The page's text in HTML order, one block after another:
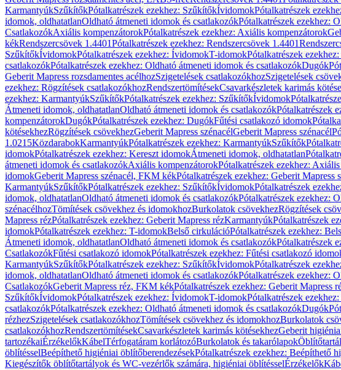
KarmantyúkSzűkítőkPótalkatrészek ezekhez: SzűkítőkÍvidomokPótalkatrészek
idomok, oldhatatlanOldható átmeneti idomok és csatlakozókPótalkatrészek ezekhez:
CsatlakozókAxiális kompenzátorokPótalkatrészek ezekhez: Axiális kompenzátorok
kékRendszercsövek 1.4401Pótalkatrészek ezekhez: Rendszercsövek 1.4401
SzűkítőkÍvidomokPótalkatrészek ezekhez: ÍvidomokT-idomokPótalkatrészek
csatlakozókPótalkatrészek ezekhez: Oldható átmeneti idomok és csatlakozókDugók
Geberit Mapress rozsdamentes acélhozSzigetelések csatlakozókhozSzigetelések
ezekhez: Rögzítések csatlakozókhozRendszertömítésekCsavarkészletek karimás
ezekhez: KarmantyúkSzűkítőkPótalkatrészek ezekhez: SzűkítőkÍvidomok
Átmeneti idomok, oldhatatlanOldható átmeneti idomok és csatlakozókPótalkatrészek
kompenzátorokDugókPótalkatrészek ezekhez: DugókFűtési csatlakozó idomok
kötésekhezRögzítések csövekhezGeberit Mapress szénacélGeberit Mapress szénacél
1.0215KözdarabokKarmantyúkPótalkatrészek ezekhez: KarmantyúkSzűkítők
idomokPótalkatrészek ezekhez: Kereszt idomokÁtmeneti idomok, oldhatatlan
átmeneti idomok és csatlakozókAxiális kompenzátorokPótalkatrészek ezekhez:
idomokGeberit Mapress szénacél, FKM kékPótalkatrészek ezekhez: Geberit Mapress
KarmantyúkSzűkítőkPótalkatrészek ezekhez: SzűkítőkÍvidomokPótalkatrészek
idomok, oldhatatlanOldható átmeneti idomok és csatlakozókPótalkatrészek ezekhez:
szénacélhozTömítések csövekhez és idomokhozBurkolatok csövekhezRögzítések
Mapress rézPótalkatrészek ezekhez: Geberit Mapress rézKarmantyúkPótalkatrészek
idomokPótalkatrészek ezekhez: T-idomokBelső cirkulációPótalkatrészek ezekhez:
Átmeneti idomok, oldhatatlanOldható átmeneti idomok és csatlakozókPótalkatrészek
CsatlakozókFűtési csatlakozó idomokPótalkatrészek ezekhez: Fűtési csatlakozó
KarmantyúkSzűkítőkPótalkatrészek ezekhez: SzűkítőkÍvidomokPótalkatrészek
idomok, oldhatatlanOldható átmeneti idomok és csatlakozókPótalkatrészek ezekhez:
CsatlakozókGeberit Mapress réz, FKM kékPótalkatrészek ezekhez: Geberit Mapress
SzűkítőkÍvidomokPótalkatrészek ezekhez: ÍvidomokT-idomokPótalkatrészek
csatlakozókPótalkatrészek ezekhez: Oldható átmeneti idomok és csatlakozókDugók
rézhezSzigetelések csatlakozókhozTömítések csövekhez és idomokhozBurkolatok
csatlakozókhozRendszertömítésekCsavarkészletek karimás kötésekhezGeberit
tartozékaiÉrzékelőkKábelTérfogatáram korlátozóBurkolatok és takarólapok
öblítésselBeépíthető higiéniai öblítőberendezésekPótalkatrészek ezekhez: Beépíthető
Kiegészítők öblítőtartályok és WC-vezérlők számára, higiéniai öblítésselÉrzékelők